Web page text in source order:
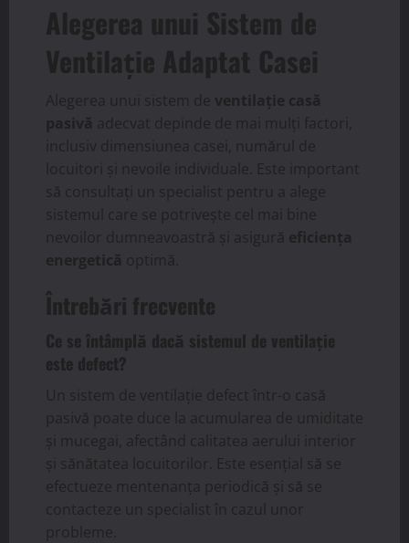
Alegerea unui Sistem de
Ventilație Adaptat Casei
Alegerea unui sistem de ventilație casă
pasivă adecvat depinde de mai mulți factori,
inclusiv dimensiunea casei, numărul de
locuitori și nevoile individuale. Este important
să consultați un specialist pentru a alege
sistemul care se potrivește cel mai bine
nevoilor dumneavoastră și asigură eficiența
energetică optimă.
Întrebări frecvente
Ce se întâmplă dacă sistemul de ventilație
este defect?
Un sistem de ventilație defect într-o casă
pasivă poate duce la acumularea de umiditate
și mucegai, afectând calitatea aerului interior
și sănătatea locuitorilor. Este esențial să se
efectueze mentenanța periodică și să se
contacteze un specialist în cazul unor
probleme.